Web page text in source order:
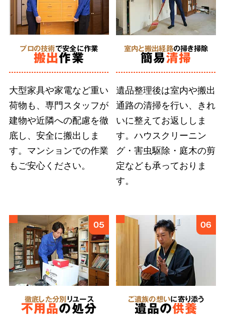
合同供養
に対応
弊社では故人様とご依頼者様の想いに応えるこ
とを第一としています。遠方にお住まいのご親
族への形見分や遺品のご供養など、どのような
細かなご要望も遠慮せずにお伝えください。
6 あらゆる状況 に対応
特殊清掃
にも対応
プロの技術で安全に作業
搬出作業
大型家具や家電など重い
荷物も、専門スタッフが
建物や近隣への配慮を徹
底し、安全に搬出しま
す。マンションでの作業
もご安心ください。
室内と搬出経路の掃き掃除
簡易清掃
遺品整理後は室内や搬出
通路の清掃を行い、きれ
いに整えてお返ししま
す。ハウスクリーニン
グ・害虫駆除・庭木の剪
定なども承っておりま
す。
05
徹底した分別リユース
不用品の処分
06
ご遺族の想いに寄り添う
遺品の供養